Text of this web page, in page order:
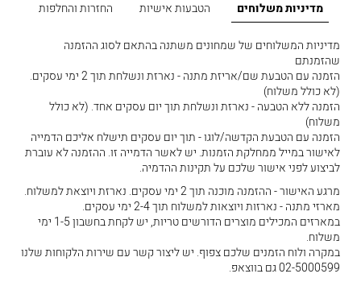
מדיניות משלוחים הטבעות אישיות החזרות והחלפות
מדיניות המשלוחים של שמחונים משתנה בהתאם לסוג ההזמנה
שהזמנתם
הזמנה עם הטבעת שם/אריזת מתנה - נארזת ונשלחת תוך 2 ימי עסקים.
(לא כולל משלוח)
הזמנה ללא הטבעה - נארזת ונשלחת תוך יום עסקים אחד. (לא כולל
משלוח)
הזמנה עם הטבעת הקדשה/לוגו - תוך יום עסקים תישלח אליכם הדמייה
לאישור במייל ממחלקת הזמנות. יש לאשר הדמייה זו. ההזמנה לא עוברת
לביצוע לפני אישור שלכם על תקינות ההדמיה.
מרגע האישור - ההזמנה מוכנה תוך 2 ימי עסקים. נארזת ויוצאת למשלוח.
מארזי מתנה - נארזות ויוצאות למשלוח תוך 2-4 ימי עסקים.
במארזים המכילים מוצרים הדורשים טריות, יש לקחת בחשבון 1-5 ימי
משלוח.
במקרה ולוח הזמנים שלכם צפוף. יש ליצור קשר עם שירות הלקוחות שלנו
02-5000599 גם בווצאפ.